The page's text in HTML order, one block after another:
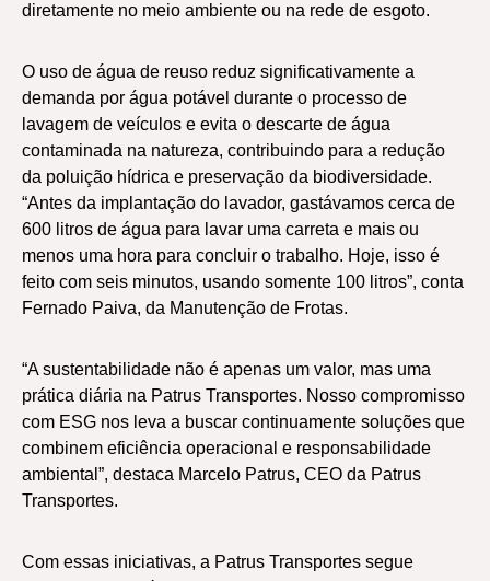
diretamente no meio ambiente ou na rede de esgoto.
O uso de água de reuso reduz significativamente a
demanda por água potável durante o processo de
lavagem de veículos e evita o descarte de água
contaminada na natureza, contribuindo para a redução
da poluição hídrica e preservação da biodiversidade.
“Antes da implantação do lavador, gastávamos cerca de
600 litros de água para lavar uma carreta e mais ou
menos uma hora para concluir o trabalho. Hoje, isso é
feito com seis minutos, usando somente 100 litros”, conta
Fernado Paiva, da Manutenção de Frotas.
“A sustentabilidade não é apenas um valor, mas uma
prática diária na Patrus Transportes. Nosso compromisso
com ESG nos leva a buscar continuamente soluções que
combinem eficiência operacional e responsabilidade
ambiental”, destaca Marcelo Patrus, CEO da Patrus
Transportes.
Com essas iniciativas, a Patrus Transportes segue